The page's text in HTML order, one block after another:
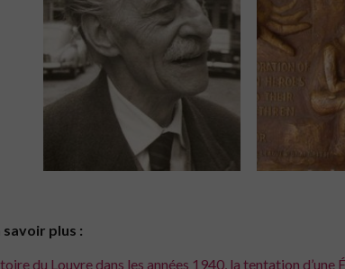
savoir plus :
du Louvre dans les années 1940, la tentation d’une